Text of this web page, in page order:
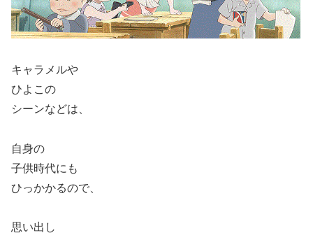
キャラメルや
ひよこの
シーンなどは、
自身の
子供時代にも
ひっかかるので、
思い出し